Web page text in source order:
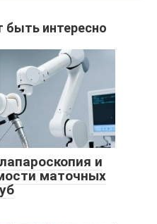
интересно
и
маточных